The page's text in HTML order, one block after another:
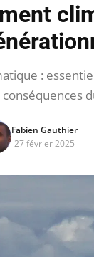
:
Fabien Gauthier
27 février 2025